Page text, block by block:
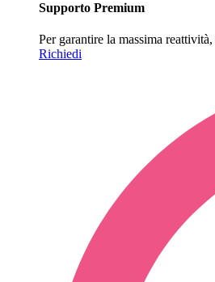
Supporto Premium
Per garantire la massima
Richiedi